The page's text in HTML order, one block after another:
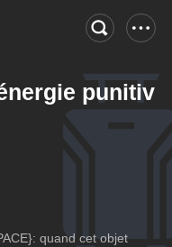
punitiv
quand cet objet